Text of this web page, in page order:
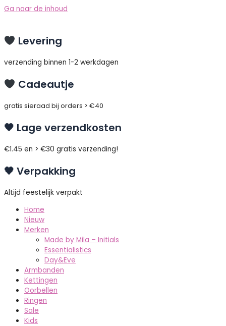
Ga naar de inhoud
Levering
verzending binnen 1-2 werkdagen
Cadeautje
gratis sieraad bij orders > €40
🖤 Lage verzendkosten
€1.45 en > €30 gratis verzending!
🖤 Verpakking
Altijd feestelijk verpakt
Home
Nieuw
Merken
Made by Mila – Initials
Essentialistics
Day&Eve
Armbanden
Kettingen
Oorbellen
Ringen
Sale
Kids